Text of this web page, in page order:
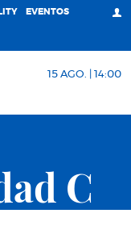
EVENTOS
15 AGO. | 14:00
C